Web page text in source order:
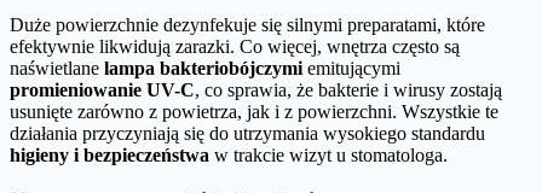
Duże powierzchnie dezynfekuje się silnymi preparatami, które
efektywnie likwidują zarazki. Co więcej, wnętrza często są
naświetlane lampa bakteriobójczymi emitującymi
promieniowanie UV-C, co sprawia, że bakterie i wirusy zostają
usunięte zarówno z powietrza, jak i z powierzchni. Wszystkie te
działania przyczyniają się do utrzymania wysokiego standardu
higieny i bezpieczeństwa w trakcie wizyt u stomatologa.